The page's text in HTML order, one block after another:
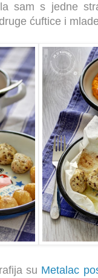
sam s jedne
ćuftice i
su Metalac